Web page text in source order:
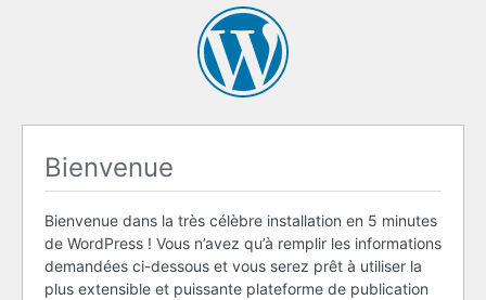
Bienvenue
Bienvenue dans la très célèbre installation en 5 minutes
de WordPress ! Vous n’avez qu’à remplir les informations
demandées ci-dessous et vous serez prêt à utiliser la
plus extensible et puissante plateforme de publication